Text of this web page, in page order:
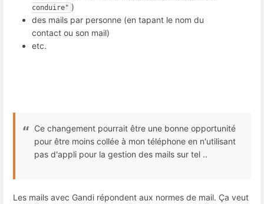
conduire" )
des mails par personne (en tapant le nom du
contact ou son mail)
etc.
Ce changement pourrait être une bonne opportunité
pour être moins collée à mon téléphone en n'utilisant
pas d'appli pour la gestion des mails sur tel ..
Les mails avec Gandi répondent aux normes de mail. Ça veut